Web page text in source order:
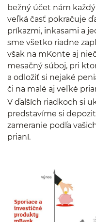
bežný účet nám
veľká časť pokračuje
príkazmi, inkasami a
sme všetko riadne
však na mKonte aj
mesačný súboj, pri
a odložiť si nejaké
či na malé aj veľké
V ďalších riadkoch si
predstavíme si
zameranie podľa
prianí.